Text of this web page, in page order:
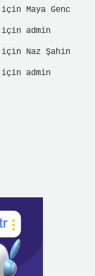
için Maya Genc
için admin
için Naz Şahin
için admin